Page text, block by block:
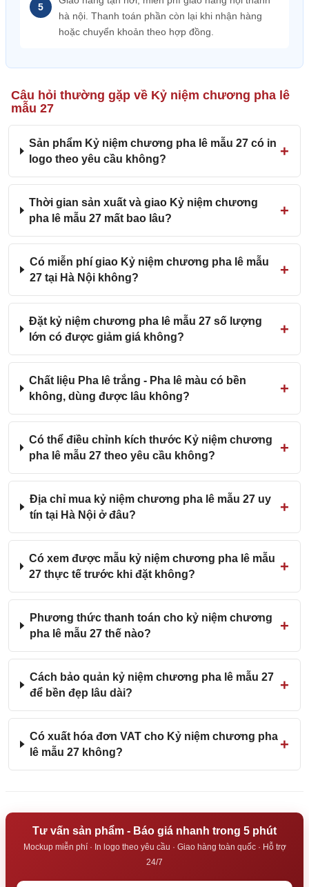
hà nội. Thanh toán phần còn lại khi nhận hàng
hoặc chuyển khoản theo hợp đồng.
Câu hỏi thường gặp về Kỷ niệm chương pha lê
mẫu 27
Sản phẩm Kỷ niệm chương pha lê mẫu 27 có in
logo theo yêu cầu không?
Thời gian sản xuất và giao Kỷ niệm chương
pha lê mẫu 27 mất bao lâu?
Có miễn phí giao Kỷ niệm chương pha lê mẫu
27 tại Hà Nội không?
Đặt kỷ niệm chương pha lê mẫu 27 số lượng
lớn có được giảm giá không?
Chất liệu Pha lê trắng - Pha lê màu có bền
không, dùng được lâu không?
Có thể điều chỉnh kích thước Kỷ niệm chương
pha lê mẫu 27 theo yêu cầu không?
Địa chỉ mua kỷ niệm chương pha lê mẫu 27 uy
tín tại Hà Nội ở đâu?
Có xem được mẫu kỷ niệm chương pha lê mẫu
27 thực tế trước khi đặt không?
Phương thức thanh toán cho kỷ niệm chương
pha lê mẫu 27 thế nào?
Cách bảo quản kỷ niệm chương pha lê mẫu 27
để bền đẹp lâu dài?
Có xuất hóa đơn VAT cho Kỷ niệm chương pha
lê mẫu 27 không?
Tư vấn sản phẩm - Báo giá nhanh trong 5 phút
Mockup miễn phí · In logo theo yêu cầu · Giao hàng toàn quốc · Hỗ trợ
24/7